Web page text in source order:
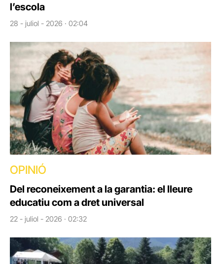
l’escola
28 - juliol - 2026 · 02:04
OPINIÓ
Del reconeixement a la garantia: el lleure
educatiu com a dret universal
22 - juliol - 2026 · 02:32